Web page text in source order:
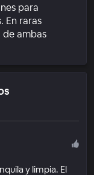
para
En raras
ambas
y limpia. El